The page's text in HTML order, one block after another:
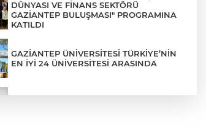
DÜNYASI VE FİNANS SEKTÖRÜ
GAZİANTEP BULUŞMASI" PROGRAMINA
KATILDI
GAZİANTEP ÜNİVERSİTESİ TÜRKİYE’NİN
EN İYİ 24 ÜNİVERSİTESİ ARASINDA